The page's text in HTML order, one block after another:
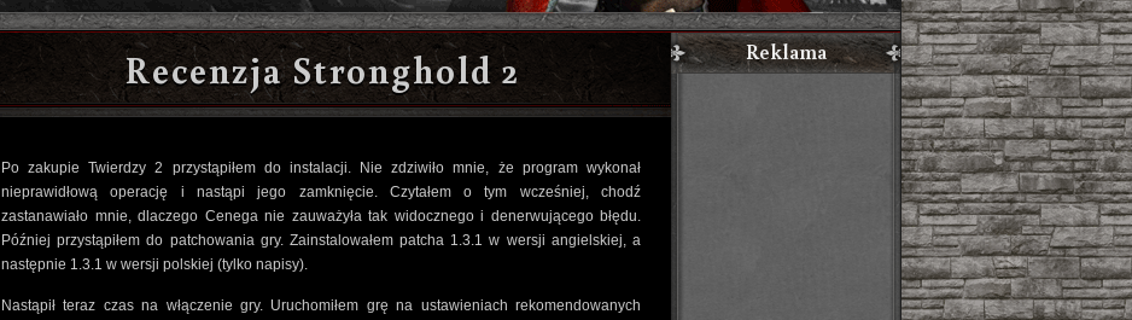
Recenzja Stronghold 2
Po zakupie Twierdzy 2 przystąpiłem do instalacji. Nie zdziwiło mnie, że program wykonał
nieprawidłową operację i nastąpi jego zamknięcie. Czytałem o tym wcześniej, chodź
zastanawiało mnie, dlaczego Cenega nie zauważyła tak widocznego i denerwującego błędu.
Później przystąpiłem do patchowania gry. Zainstalowałem patcha 1.3.1 w wersji angielskiej, a
następnie 1.3.1 w wersji polskiej (tylko napisy).
Nastąpił teraz czas na włączenie gry. Uruchomiłem grę na ustawieniach rekomendowanych
Reklama